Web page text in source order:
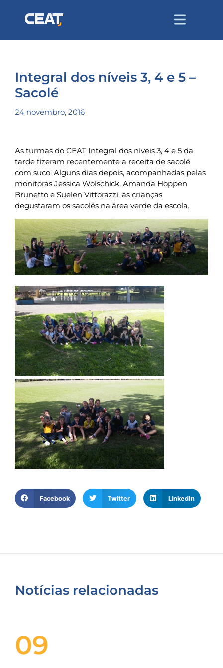
Integral dos níveis 3, 4 e 5 –
Sacolé
24 novembro, 2016
As turmas do CEAT Integral dos níveis 3, 4 e 5 da
tarde fizeram recentemente a receita de sacolé
com suco. Alguns dias depois, acompanhadas pelas
monitoras Jessica Wolschick, Amanda Hoppen
Brunetto e Suelen Vittorazzi, as crianças
degustaram os sacolés na área verde da escola.
Facebook Twitter LinkedIn
Notícias relacionadas
09